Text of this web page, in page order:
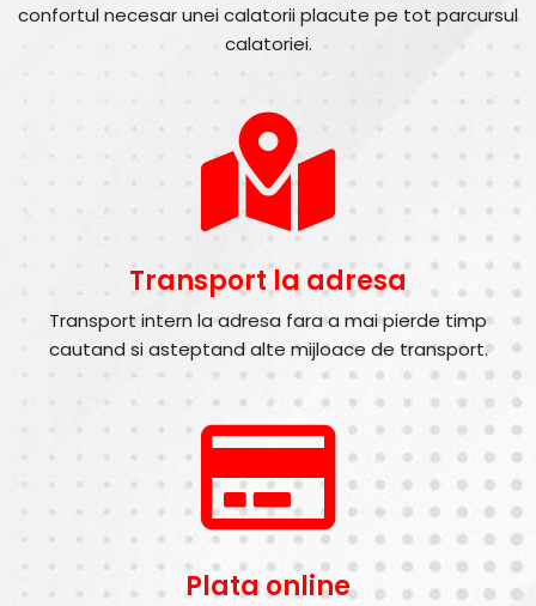
confortul necesar unei calatorii placute pe tot parcursul
calatoriei.
Transport la adresa
Transport intern la adresa fara a mai pierde timp
cautand si asteptand alte mijloace de transport.
Plata online